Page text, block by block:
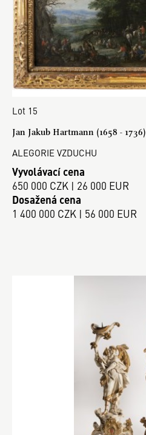
Lot 15
Jan Jakub Hartmann (1658 - 1736)
ALEGORIE VZDUCHU
Vyvolávací cena
650 000 CZK | 26 000 EUR
Dosažená cena
1 400 000 CZK | 56 000 EUR